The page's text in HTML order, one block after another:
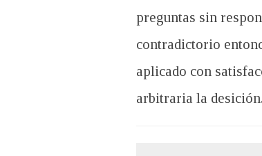
preguntas sin
contradictorio
aplicado con
arbitraria la desición.